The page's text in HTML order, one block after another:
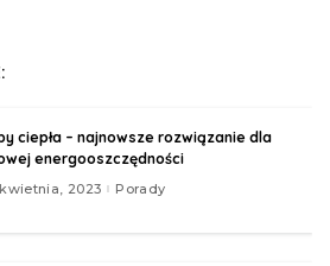
ciepła – najnowsze rozwiązanie dla
energooszczędności
kwietnia, 2023 Porady